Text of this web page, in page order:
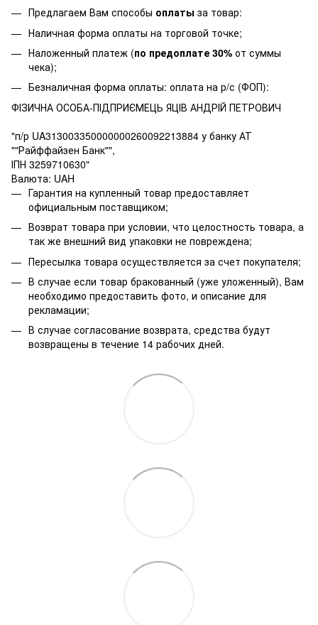
Предлагаем Вам способы оплаты за товар:
Наличная форма оплаты на торговой точке;
Наложенный платеж (по предоплате 30% от суммы
чека);
Безналичная форма оплаты: оплата на р/с (ФОП):
ФІЗИЧНА ОСОБА-ПІДПРИЄМЕЦЬ ЯЦІВ АНДРІЙ ПЕТРОВИЧ
"п/р UA313003350000000260092213884 у банку АТ
""Райффайзен Банк"",
ІПН 3259710630"
Валюта: UAH
Гарантия на купленный товар предоставляет
официальным поставщиком;
Возврат товара при условии, что целостность товара, а
так же внешний вид упаковки не повреждена;
Пересылка товара осуществляется за счет покупателя;
В случае если товар бракованный (уже уложенный), Вам
необходимо предоставить фото, и описание для
рекламации;
В случае согласование возврата, средства будут
возвращены в течение 14 рабочих дней.